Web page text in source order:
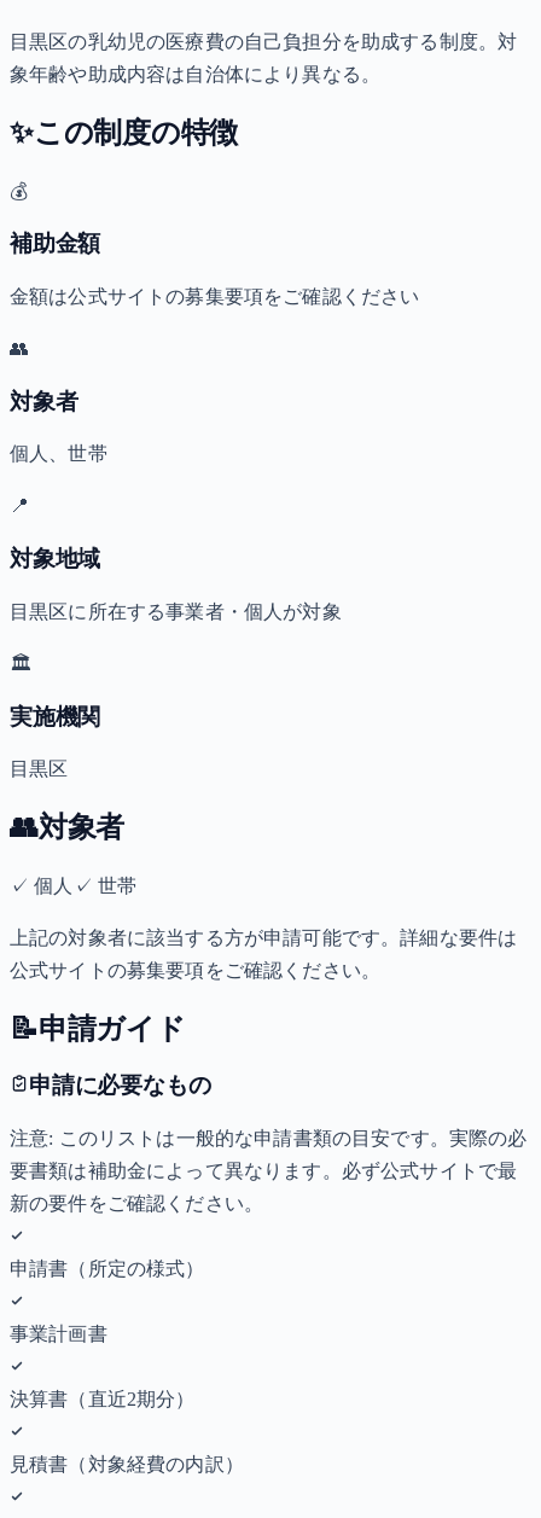
目黒区の乳幼児の医療費の自己負担分を助成する制度。対
象年齢や助成内容は自治体により異なる。
✨この制度の特徴
💰
補助金額
金額は公式サイトの募集要項をご確認ください
👥
対象者
個人、世帯
📍
対象地域
目黒区に所在する事業者・個人が対象
🏛️
実施機関
目黒区
👥対象者
✓個人 ✓ 世帯
上記の対象者に該当する方が申請可能です。詳細な要件は
公式サイトの募集要項をご確認ください。
📝申請ガイド
申請に必要なもの
注意: このリストは一般的な申請書類の目安です。実際の必
要書類は補助金によって異なります。必ず公式サイトで最
新の要件をご確認ください。
申請書（所定の様式）
事業計画書
決算書（直近2期分）
見積書（対象経費の内訳）